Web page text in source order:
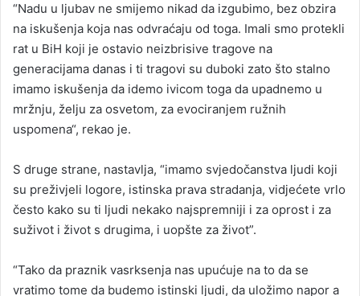
“Nadu u ljubav ne smijemo nikad da izgubimo, bez obzira
na iskušenja koja nas odvraćaju od toga. Imali smo protekli
rat u BiH koji je ostavio neizbrisive tragove na
generacijama danas i ti tragovi su duboki zato što stalno
imamo iskušenja da idemo ivicom toga da upadnemo u
mržnju, želju za osvetom, za evociranjem ružnih
uspomena“, rekao je.
S druge strane, nastavlja, “imamo svjedočanstva ljudi koji
su preživjeli logore, istinska prava stradanja, vidjećete vrlo
često kako su ti ljudi nekako najspremniji i za oprost i za
suživot i život s drugima, i uopšte za život”.
“Tako da praznik vasrksenja nas upućuje na to da se
vratimo tome da budemo istinski ljudi, da uložimo napor a